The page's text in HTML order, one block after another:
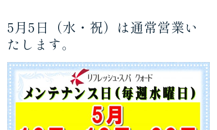
5月5日（水・祝）は通常営業い
たします。